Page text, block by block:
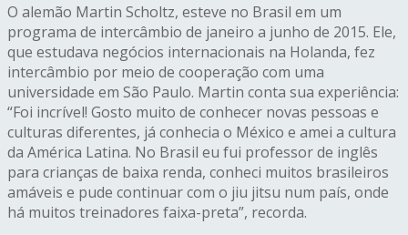
O alemão Martin Scholtz, esteve no Brasil em um
programa de intercâmbio de janeiro a junho de 2015. Ele,
que estudava negócios internacionais na Holanda, fez
intercâmbio por meio de cooperação com uma
universidade em São Paulo. Martin conta sua experiência:
“Foi incrível! Gosto muito de conhecer novas pessoas e
culturas diferentes, já conhecia o México e amei a cultura
da América Latina. No Brasil eu fui professor de inglês
para crianças de baixa renda, conheci muitos brasileiros
amáveis e pude continuar com o jiu jitsu num país, onde
há muitos treinadores faixa-preta”, recorda.